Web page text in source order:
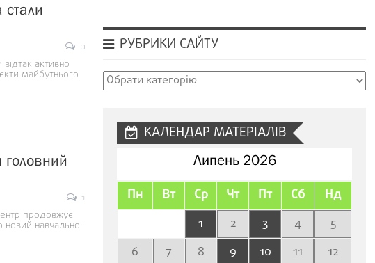
0
активно
майбутнього
головний
1
продовжує
новий навчально-
РУБРИКИ САЙТУ
Рубрики
КАЛЕНДАР МАТЕРІАЛІВ
Липень 2026
Пн Вт Ср Чт Пт Сб Нд
1 2 3 4
5
6
7 8 9 10 11
12